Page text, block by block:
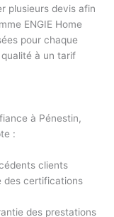
plusieurs devis afin
ENGIE Home
pour chaque
à un tarif
à Pénestin,
:
clients
des certifications
des prestations